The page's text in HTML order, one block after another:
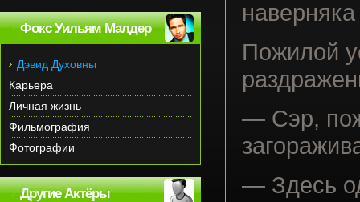
Пожилой
— Сэр,
— Здесь
Фокс Уильям Малдер
Дэвид Духовны
Карьера
Личная жизнь
Фильмография
Фотографии
Другие Актёры